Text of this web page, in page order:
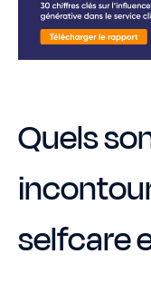
Quels
selfcare